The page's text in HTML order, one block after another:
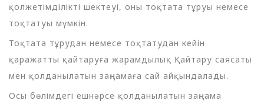
қолжетімділікті шектеуі, оны тоқтата тұруы немесе
тоқтатуы мүмкін.
Тоқтата тұрудан немесе тоқтатудан кейін
қаражатты қайтаруға жарамдылық Қайтару саясаты
мен қолданылатын заңнамаға сай айқындалады.
Осы бөлімдегі ешнәрсе қолданылатын заңнама